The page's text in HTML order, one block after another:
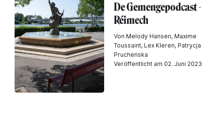
De Gemengepodcast -
Réimech
Von Melody Hansen, Maxime
Toussaint, Lex Kleren, Patrycja
Pruchenska
Veröffentlicht am 02. Juni 2023